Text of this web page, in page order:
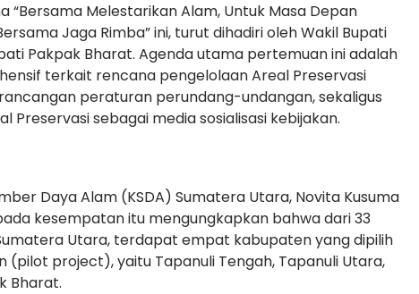
“Bersama Melestarikan Alam, Untuk Masa Depan
Jaga Rimba” ini, turut dihadiri oleh Wakil Bupati
Pakpak Bharat. Agenda utama pertemuan ini adalah
terkait rencana pengelolaan Areal Preservasi
peraturan perundang-undangan, sekaligus
Preservasi sebagai media sosialisasi kebijakan.
Daya Alam (KSDA) Sumatera Utara, Novita Kusuma
pada kesempatan itu mengungkapkan bahwa dari 33
Utara, terdapat empat kabupaten yang dipilih
project), yaitu Tapanuli Tengah, Tapanuli Utara,
Bharat.